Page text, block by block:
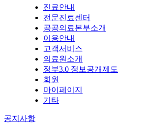
진료안내
전문진료센터
공공의료본부소개
이용안내
고객서비스
의료원소개
정부3.0 정보공개제도
회원
마이페이지
기타
공지사항